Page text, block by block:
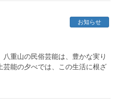
お知らせ
重山の民俗芸能は、豊かな実り
能の夕べでは、この生活に根ざ